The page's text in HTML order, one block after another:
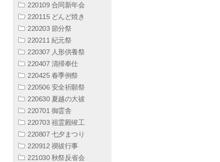
220109 合同新年会
220115 どんど焼き
220203 節分祭
220211 紀元祭
220307 人形供養祭
220407 清掃奉仕
220425 春季例祭
220506 安全祈願祭
220630 夏越の大祓
220701 御霊舎
220703 祖霊殿竣工
220807 七夕まつり
220912 禊祓行事
221030 秋祭反省会